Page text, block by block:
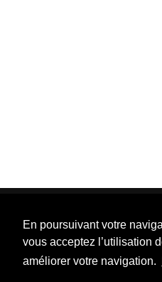
En poursuivant votre
vous acceptez l’utilisation
améliorer votre navigation.
Template Created By :